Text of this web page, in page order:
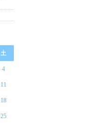
土
4
11
18
25